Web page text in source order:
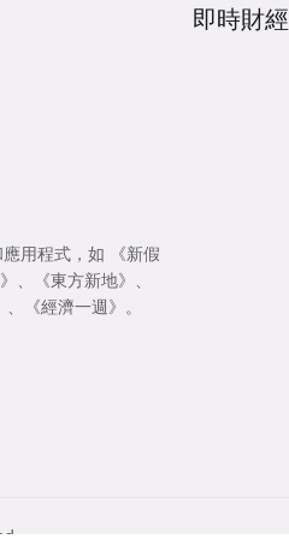
用程式，如
《新假
《東方新地》
《經濟一週》 。
即時財經